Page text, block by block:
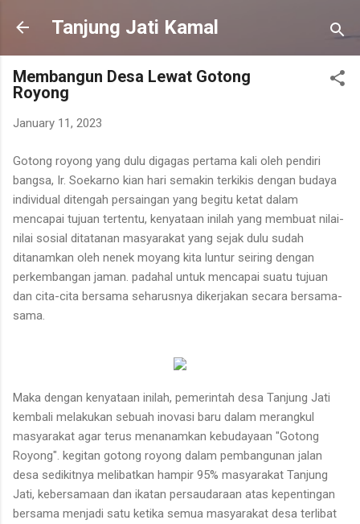
Skip to main content
Tanjung Jati Kamal
Membangun Desa Lewat Gotong
Royong
January 11, 2023
Gotong royong yang dulu digagas pertama kali oleh pendiri
bangsa, Ir. Soekarno kian hari semakin terkikis dengan budaya
individual ditengah persaingan yang begitu ketat dalam
mencapai tujuan tertentu, kenyataan inilah yang membuat nilai-
nilai sosial ditatanan masyarakat yang sejak dulu sudah
ditanamkan oleh nenek moyang kita luntur seiring dengan
perkembangan jaman. padahal untuk mencapai suatu tujuan
dan cita-cita bersama seharusnya dikerjakan secara bersama-
sama.
Maka dengan kenyataan inilah, pemerintah desa Tanjung Jati
kembali melakukan sebuah inovasi baru dalam merangkul
masyarakat agar terus menanamkan kebudayaan "Gotong
Royong". kegitan gotong royong dalam pembangunan jalan
desa sedikitnya melibatkan hampir 95% masyarakat Tanjung
Jati, kebersamaan dan ikatan persaudaraan atas kepentingan
bersama menjadi satu ketika semua masyarakat desa terlibat